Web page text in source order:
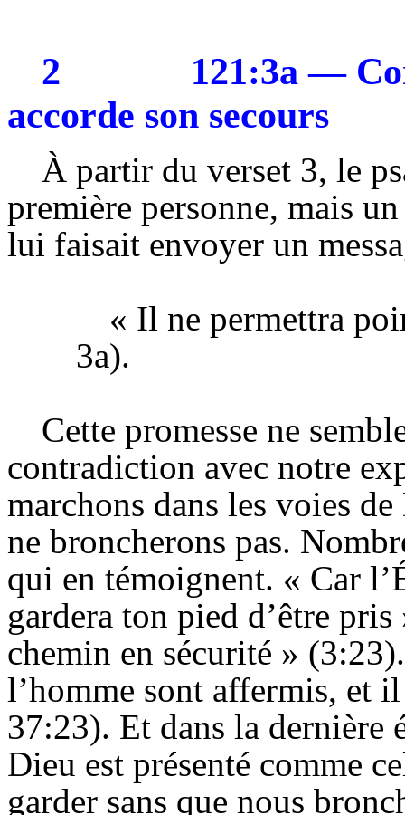
2
121:3a —
accorde son secours
À partir du verset 3, le
première personne, mais
lui faisait envoyer un
« Il ne permettra
3a).
Cette promesse ne
contradiction avec notre
marchons dans les voies
ne broncherons pas.
qui en témoignent. « Car
gardera ton pied d’être
chemin en sécurité » (3:
l’homme sont affermis, et
37:23). Et dans la dernière
Dieu est présenté comme
garder sans que nous